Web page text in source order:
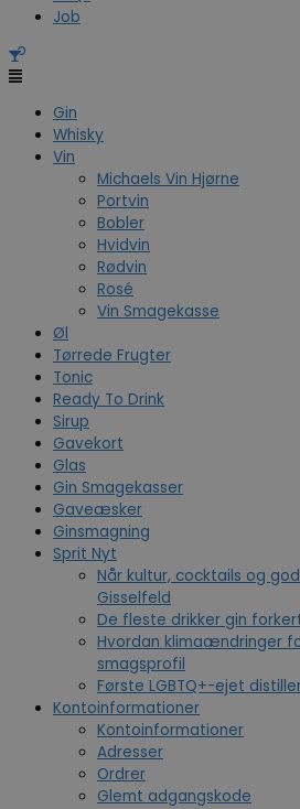
Job
Gin
Whisky
Vin
Michaels Vin Hjørne
Portvin
Bobler
Hvidvin
Rødvin
Rosé
Vin Smagekasse
Øl
Tørrede Frugter
Tonic
Ready To Drink
Sirup
Gavekort
Glas
Gin Smagekasser
Gaveæsker
Ginsmagning
Sprit Nyt
Når kultur, cocktails og
Gisselfeld
De fleste drikker gin
Hvordan klimaændringer
smagsprofil
Første LGBTQ+-ejet
Kontoinformationer
Kontoinformationer
Adresser
Ordrer
Glemt adgangskode